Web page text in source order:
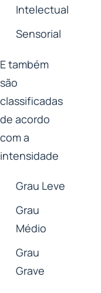
Intelectual
Sensorial
E também
são
classificadas
de acordo
com a
intensidade
Grau Leve
Grau
Médio
Grau
Grave